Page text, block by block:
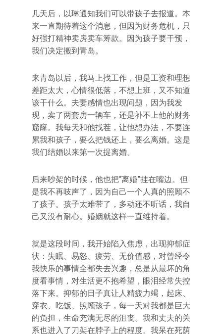
几天后，以琳通知我们可以带孩子去报道。本
来一直期待着这个消息，但因为财务危机，只
好强打精神卖房卖车筹款。因为孩子要干预，
我们决定搬到青岛。
来青岛以后，我马上找工作，但是工资和理想
差距太大，心情很低落，不想上班，又不知道
该干什么。夫妻感情也出现问题，因为我发
现，卖了两套房一辆车，还是补不上他的财务
窟窿。我每天和他找茬，让他想办法，不要连
累我和孩子，要么把钱还上，要么离婚。这是
我们结婚以来第一次提离婚。
后来吵架的时候，他也把“离婚”挂在嘴边。但
是我不再吱声了，因为自己一个人真的照顾不
了孩子。孩子太难带了，多动还不听话，我自
己又没有耐心。婚姻就这样一直维持着。
就是这段时间，我开始陷入焦虑，出现抑郁症
状：失眠、易怒、疲劳、无价值感，对曾经令
我快乐的事情全都失去兴趣，总是从最坏的角
度看事情，对生活更不抱希望，眼泪经常失控
落下来。抑郁的日子真让人精疲力竭，起床、
穿衣、吃饭、照顾孩子，每一天对我都是巨大
的负担，生命充满无尽的沮丧。我和丈夫的关
系也进入了刀架在脖子上的程度。我呆在死荫